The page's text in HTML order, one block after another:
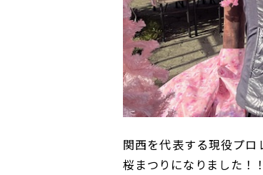
関西を代表する現役プ
桜まつりになりました！！